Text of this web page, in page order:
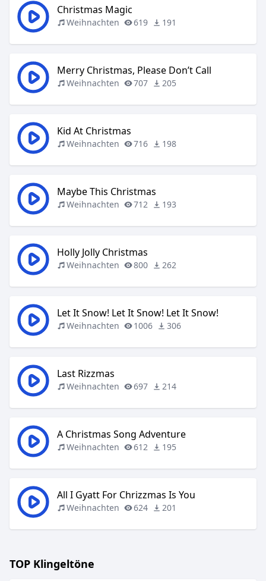
Christmas Magic
Weihnachten 619 191
Merry Christmas, Please Don’t Call
Weihnachten 707 205
Kid At Christmas
Weihnachten 716 198
Maybe This Christmas
Weihnachten 712 193
Holly Jolly Christmas
Weihnachten 800 262
Let It Snow! Let It Snow! Let It Snow!
Weihnachten 1006 306
Last Rizzmas
Weihnachten 697 214
A Christmas Song Adventure
Weihnachten 612 195
All I Gyatt For Chrizzmas Is You
Weihnachten 624 201
TOP Klingeltöne